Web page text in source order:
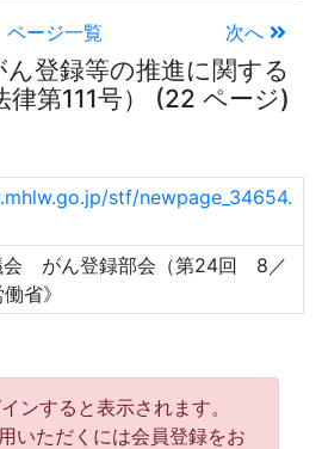
ページ一覧 次へ
登録等の推進に関する
律第111号） (22 ページ)
stf/newpage_34654.
会 がん登録部会（第24回 8／
省》
ンすると表示されます。
いただくには会員登録をお